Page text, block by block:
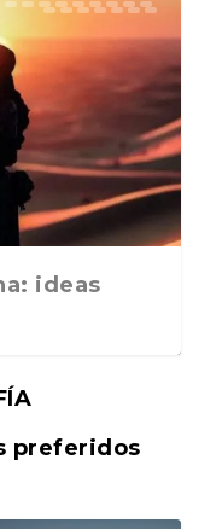
ideas
preferidos